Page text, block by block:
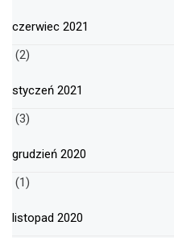
czerwiec 2021
(2)
styczeń 2021
(3)
grudzień 2020
(1)
listopad 2020